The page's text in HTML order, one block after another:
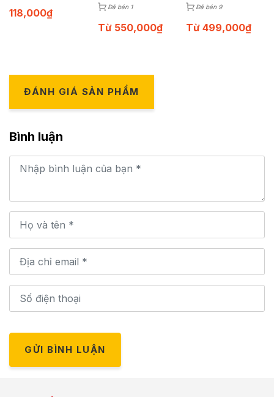
(Gói 30 viên)
118,000₫
(Hộp 15ml x 10
Đã bán 1
Từ 550,000₫
Đã bán 9
Từ499,000₫
ĐÁNH GIÁ SẢN PHẨM
Bình luận
GỬI BÌNH LUẬN